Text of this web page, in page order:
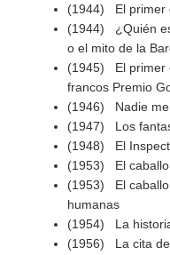
(1944) El primer
(1944) ¿Quién
o el mito de la
(1945) El primer
francos Premio
(1946) Nadie
(1947) Los
(1948) El
(1953) El caballo
(1953) El caballo
humanas
(1954) La
(1956) La cita